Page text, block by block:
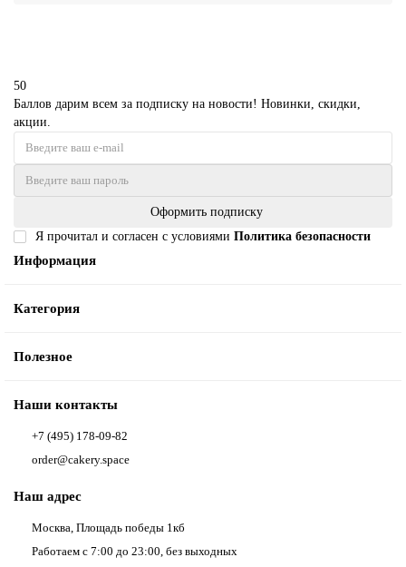
50
Баллов дарим всем за подписку на новости! Новинки, скидки,
акции.
Оформить подписку
Я прочитал и согласен с условиями Политика безопасности
Информация
Категория
Полезное
Наши контакты
+7 (495) 178-09-82
order@cakery.space
Наш адрес
Москва, Площадь победы 1кб
Работаем с 7:00 до 23:00, без выходных